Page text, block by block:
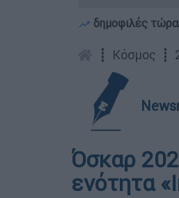
δημοφιλές
┋ Κόσμος ┋
Όσκαρ
ενότητα